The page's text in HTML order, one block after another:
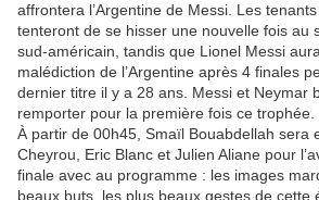
affrontera l’Argentine de Messi. Les
tenteront de se hisser une nouvelle fois au
sud-américain, tandis que Lionel Messi
malédiction de l’Argentine après 4 finales
dernier titre il y a 28 ans. Messi et Neymar
remporter pour la première fois ce trophée.
À partir de 00h45, Smaïl Bouabdellah sera
Cheyrou, Eric Blanc et Julien Aliane pour
finale avec au programme : les images
beaux buts, les plus beaux gestes de cette